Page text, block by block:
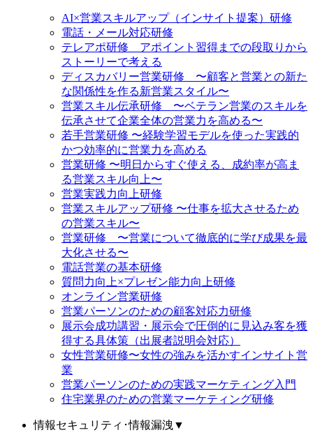
AI×営業スキルアップ（インサイト提案）研修
電話・メール対応研修
テレアポ研修 アポイント習得までの段取りから
ストーリーで考える
ディスカバリー営業研修 〜顧客と営業との新た
な関係性を作る新営業スタイル〜
営業スキル伝承研修 〜ベテラン営業のスキルを
伝承させて企業全体の営業力を高める〜
若手営業研修 〜経験学習モデルを使った実践的
かつ効率的に営業力を高める
営業研修 〜明日からすぐ使える、成約率が高ま
る営業スキル向上〜
営業実践力向上研修
営業スキルアップ研修 〜仕事を拡大させるため
の営業スキル〜
営業研修 〜営業について徹底的に学び成果を最
大化させる〜
電話営業の基本研修
質問力向上×プレゼン能力向上研修
オンライン営業研修
営業パーソンのための顧客対応力研修
展示会成功講習・展示会で圧倒的に見込み客を獲
得する具体策（出展者説明会対応）
女性営業研修〜女性の強みを活かすインサイト営
業
営業パーソンのための実践マーケティング入門
住宅業界のための営業マーケティング研修
情報セキュリティ･情報漏洩 ▼